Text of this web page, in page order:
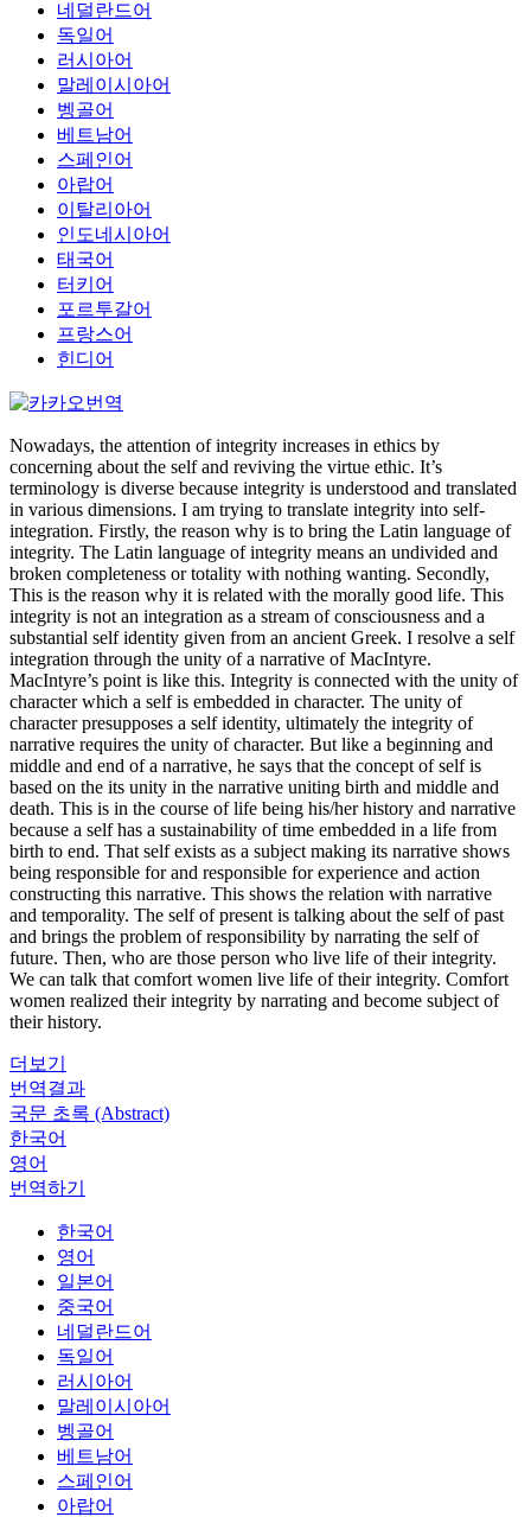
네덜란드어
독일어
러시아어
말레이시아어
벵골어
베트남어
스페인어
아랍어
이탈리아어
인도네시아어
태국어
터키어
포르투갈어
프랑스어
힌디어
Nowadays, the attention of integrity increases in ethics by
concerning about the self and reviving the virtue ethic. It’s
terminology is diverse because integrity is understood and translated
in various dimensions. I am trying to translate integrity into self-
integration. Firstly, the reason why is to bring the Latin language of
integrity. The Latin language of integrity means an undivided and
broken completeness or totality with nothing wanting. Secondly,
This is the reason why it is related with the morally good life. This
integrity is not an integration as a stream of consciousness and a
substantial self identity given from an ancient Greek. I resolve a self
integration through the unity of a narrative of MacIntyre.
MacIntyre’s point is like this. Integrity is connected with the unity of
character which a self is embedded in character. The unity of
character presupposes a self identity, ultimately the integrity of
narrative requires the unity of character. But like a beginning and
middle and end of a narrative, he says that the concept of self is
based on the its unity in the narrative uniting birth and middle and
death. This is in the course of life being his/her history and narrative
because a self has a sustainability of time embedded in a life from
birth to end. That self exists as a subject making its narrative shows
being responsible for and responsible for experience and action
constructing this narrative. This shows the relation with narrative
and temporality. The self of present is talking about the self of past
and brings the problem of responsibility by narrating the self of
future. Then, who are those person who live life of their integrity.
We can talk that comfort women live life of their integrity. Comfort
women realized their integrity by narrating and become subject of
their history.
더보기
번역결과
국문 초록 (Abstract)
한국어
영어
번역하기
한국어
영어
일본어
중국어
네덜란드어
독일어
러시아어
말레이시아어
벵골어
베트남어
스페인어
아랍어